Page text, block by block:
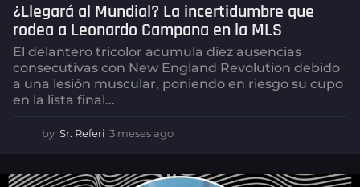
¿Llegará al Mundial? La incertidumbre que
rodea a Leonardo Campana en la MLS
El delantero tricolor acumula diez ausencias
consecutivas con New England Revolution debido
a una lesión muscular, poniendo en riesgo su cupo
en la lista final...
by Sr. Referi 3 meses ago
s